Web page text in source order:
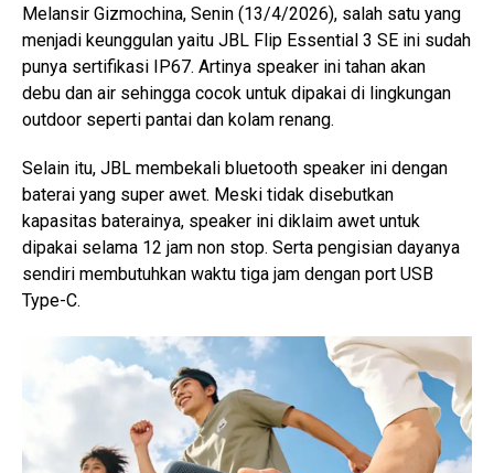
Melansir Gizmochina, Senin (13/4/2026), salah satu yang
menjadi keunggulan yaitu JBL Flip Essential 3 SE ini sudah
punya sertifikasi IP67. Artinya speaker ini tahan akan
debu dan air sehingga cocok untuk dipakai di lingkungan
outdoor seperti pantai dan kolam renang.
Selain itu, JBL membekali bluetooth speaker ini dengan
baterai yang super awet. Meski tidak disebutkan
kapasitas baterainya, speaker ini diklaim awet untuk
dipakai selama 12 jam non stop. Serta pengisian dayanya
sendiri membutuhkan waktu tiga jam dengan port USB
Type-C.